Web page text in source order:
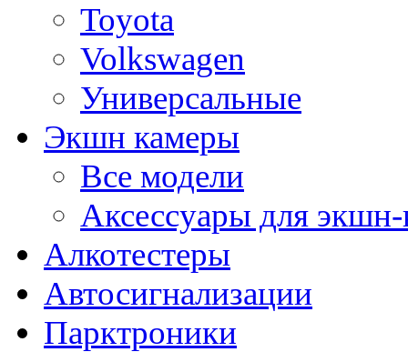
Toyota
Volkswagen
Универсальные
Экшн камеры
Все модели
Аксессуары для
Алкотестеры
Автосигнализации
Парктроники